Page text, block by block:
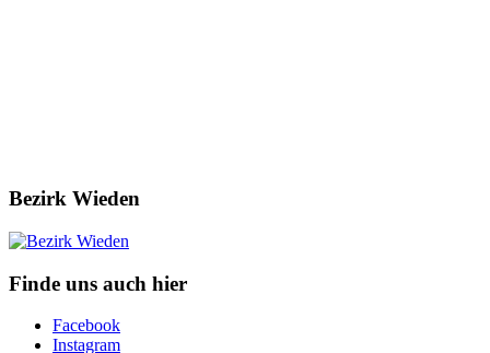
Bezirk Wieden
Finde uns auch hier
Facebook
Instagram